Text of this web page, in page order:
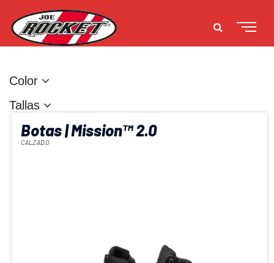
Color
Tallas
Botas | Mission™ 2.0
CALZADO